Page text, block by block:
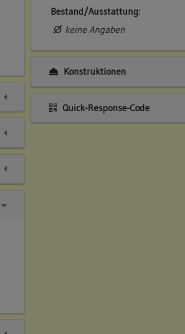
Bestand/Ausstattung:
keine Angaben
Konstruktionen
Quick-Response-Code